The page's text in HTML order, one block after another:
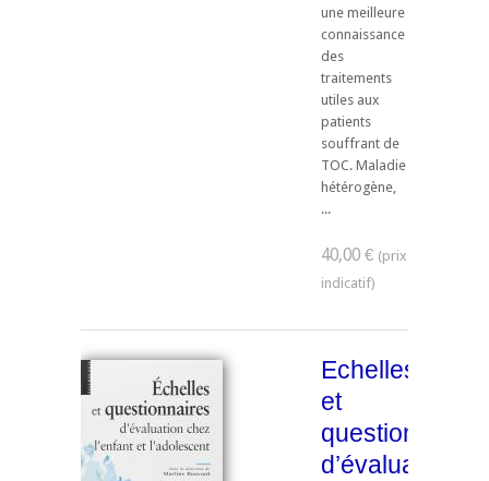
une meilleure
connaissance
des
traitements
utiles aux
patients
souffrant de
TOC. Maladie
hétérogène,
...
40,00 €
Echelles
et
questionnaires
d’évaluation